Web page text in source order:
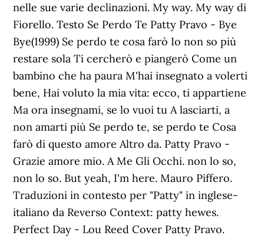
nelle sue varie declinazioni. My way. My way di
Fiorello. Testo Se Perdo Te Patty Pravo - Bye
Bye(1999) Se perdo te cosa farò Io non so più
restare sola Ti cercherò e piangerò Come un
bambino che ha paura M'hai insegnato a volerti
bene, Hai voluto la mia vita: ecco, ti appartiene
Ma ora insegnami, se lo vuoi tu A lasciarti, a
non amarti più Se perdo te, se perdo te Cosa
farò di questo amore Altro da. Patty Pravo -
Grazie amore mio. A Me Gli Occhi. non lo so,
non lo so. But yeah, I'm here. Mauro Piffero.
Traduzioni in contesto per "Patty" in inglese-
italiano da Reverso Context: patty hewes.
Perfect Day - Lou Reed Cover Patty Pravo.